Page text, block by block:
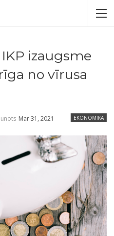
izaugsme
no vīrusa
EKONOMIKA
Mar 31, 2021